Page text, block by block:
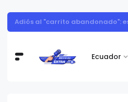
Ecuador